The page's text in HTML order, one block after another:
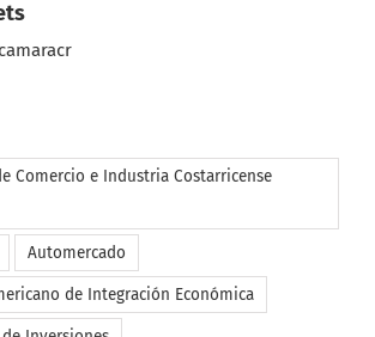
Automercado
de Integración Económica